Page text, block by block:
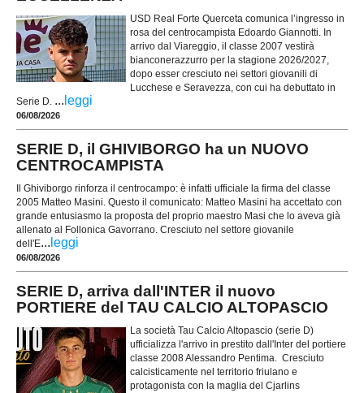
USD Real Forte Querceta comunica l’ingresso in
rosa del centrocampista Edoardo Giannotti. In
arrivo dal Viareggio, il classe 2007 vestirà
bianconerazzurro per la stagione 2026/2027,
dopo esser cresciuto nei settori giovanili di
Lucchese e Seravezza, con cui ha debuttato in
Serie D. ... leggi
06/08/2026
SERIE D, il GHIVIBORGO ha un NUOVO
CENTROCAMPISTA
Il Ghiviborgo rinforza il centrocampo: è infatti ufficiale la firma del classe
2005 Matteo Masini. Questo il comunicato: Matteo Masini ha accettato con
grande entusiasmo la proposta del proprio maestro Masi che lo aveva già
allenato al Follonica Gavorrano. Cresciuto nel settore giovanile
dell'E... leggi
06/08/2026
SERIE D, arriva dall'INTER il nuovo
PORTIERE del TAU CALCIO ALTOPASCIO
La società Tau Calcio Altopascio (serie D)
ufficializza l'arrivo in prestito dall'Inter del portiere
classe 2008 Alessandro Pentima. Cresciuto
calcisticamente nel territorio friulano e
protagonista con la maglia del Cjarlins